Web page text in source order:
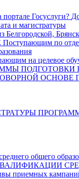
Госуслуги?
и магистратуры
Поступающим по
на целевое
ПОДГОТОВКИ
ОСНОВЕ
общего
приемных